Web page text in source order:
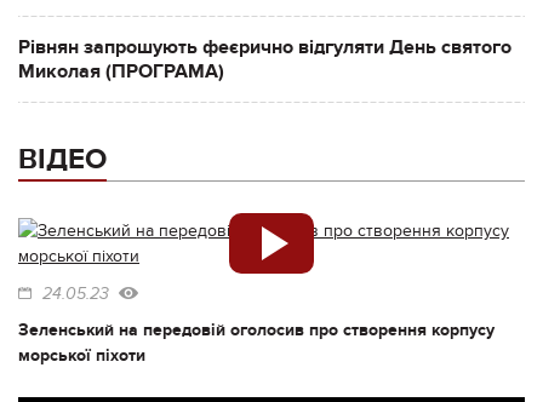
Рівнян запрошують феєрично відгуляти День святого
Миколая (ПРОГРАМА)
ВІДЕО
24.05.23
Зеленський на передовій оголосив про створення корпусу
морської піхоти